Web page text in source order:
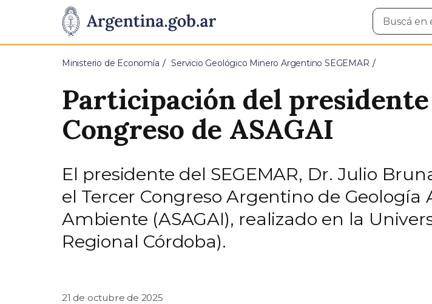
Presidencia
de
Pasar al contenido principal
Buscar
en
Ministerio de Economía Servicio Geológico Minero Argentino SEGEMAR
Participación del presidente
Congreso de ASAGAI
El presidente del SEGEMAR, Dr. Julio
el Tercer Congreso Argentino de
Ambiente (ASAGAI), realizado en la
Regional Córdoba).
21 de octubre de 2025